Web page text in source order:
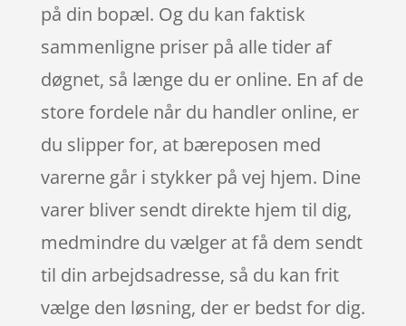
på din bopæl. Og du kan faktisk
sammenligne priser på alle tider af
døgnet, så længe du er online. En af de
store fordele når du handler online, er
du slipper for, at bæreposen med
varerne går i stykker på vej hjem. Dine
varer bliver sendt direkte hjem til dig,
medmindre du vælger at få dem sendt
til din arbejdsadresse, så du kan frit
vælge den løsning, der er bedst for dig.